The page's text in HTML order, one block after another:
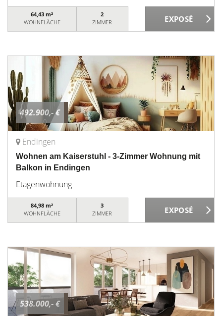
64,43 m²
WOHNFLÄCHE
2
ZIMMER
492.900,- €
Endingen
Wohnen am Kaiserstuhl - 3-Zimmer Wohnung mit
Balkon in Endingen
Etagenwohnung
84,98 m²
WOHNFLÄCHE
3
ZIMMER
538.000,- €